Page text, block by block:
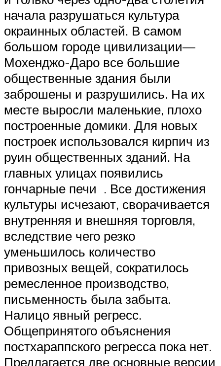
начала разрушаться культура
окраинных областей. В самом
большом городе цивилизации—
Мохенджо-Даро все большие
общественные здания были
заброшены и разрушились. На их
месте выросли маленькие, плохо
построенные домики. Для новых
построек использовался кирпич из
руин общественных зданий. На
главных улицах появились
гончарные печи . Все достижения
культуры исчезают, сворачивается
внутренняя и внешняя торговля,
вследствие чего резко
уменьшилось количество
привозных вещей, сократилось
ремесленное производство,
письменность была забыта.
Налицо явный регресс.
Общепринятого объяснения
постхараппского регресса пока нет.
Предлагается две основные версии